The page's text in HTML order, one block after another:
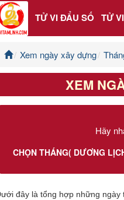
TỬ VI ĐẨU SỐ TỬ
Xem ngày xây dựng
XEM
Hãy
CHỌN THÁNG( DƯƠNG
đây là tổng hợp những